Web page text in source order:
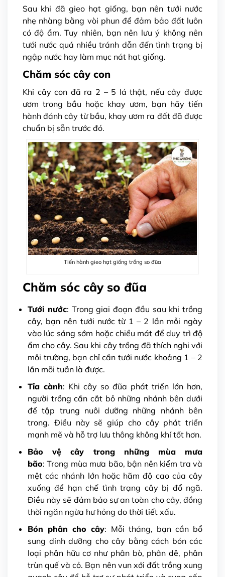
Sau khi đã gieo hạt giống, bạn nên tưới nước
nhẹ nhàng bằng vòi phun để đảm bảo đất luôn
có độ ẩm. Tuy nhiên, bạn nên lưu ý không nên
tưới nước quá nhiều tránh dẫn đến tình trạng bị
ngập nước hay làm mục nát hạt giống.
Chăm sóc cây con
Khi cây con đã ra 2 – 5 lá thật, nếu cây được
ươm trong bầu hoặc khay ươm, bạn hãy tiến
hành đánh cây từ bầu, khay ươm ra đất đã được
chuẩn bị sẵn trước đó.
Tiến hành gieo hạt giống trồng so đũa
Chăm sóc cây so đũa
Tưới nước: Trong giai đoạn đầu sau khi trồng
cây, bạn nên tưới nước từ 1 – 2 lần mỗi ngày
vào lúc sáng sớm hoặc chiều mát để duy trì độ
ẩm cho cây. Sau khi cây trồng đã thích nghi với
môi trường, bạn chỉ cần tưới nước khoảng 1 – 2
lần mỗi tuần là được.
Tỉa cành: Khi cây so đũa phát triển lớn hơn,
người trồng cần cắt bỏ những nhánh bên dưới
để tập trung nuôi dưỡng những nhánh bên
trong. Điều này sẽ giúp cho cây phát triển
mạnh mẽ và hỗ trợ lưu thông không khí tốt hơn.
Bảo vệ cây trong những mùa mưa
bão: Trong mùa mưa bão, bận nên kiểm tra và
mệt các nhánh lớn hoặc hãm độ cao của cây
xuống để hạn chế tình trạng cây bị đổ ngã.
Điều này sẽ đảm bảo sự an toàn cho cây, đồng
thời ngăn ngừa hư hỏng do thời tiết xấu.
Bón phân cho cây: Mỗi tháng, bạn cần bổ
sung dinh dưỡng cho cây bằng cách bón các
loại phân hữu cơ như phân bò, phân dê, phân
trùn quế và cỏ. Bạn nên vun xới đất trồng xung